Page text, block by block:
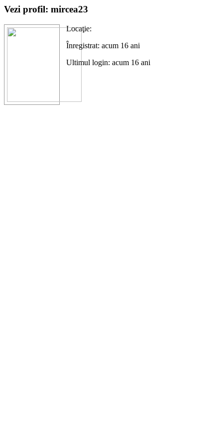
Vezi profil: mircea23
Locaţie:
Înregistrat: acum 16 ani
Ultimul login: acum 16 ani